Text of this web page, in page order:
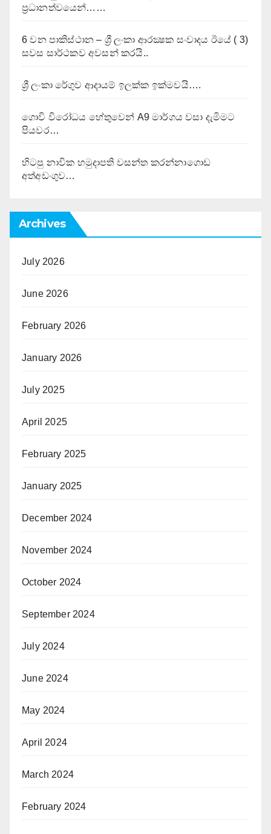
ප්‍රධානත්වයෙන්……
6 වන පාකිස්ථාන – ශ්‍රී ලංකා ආරක්‍ෂක සංවාදය ඊයේ ( 3)
සවස සාර්ථකව අවසන් කරයි..
ශ්‍රී ලංකා රේගුව ආදායම් ඉලක්ක ඉක්මවයි….
ගොවි විරෝධය හේතුවෙන් A9 මාර්ගය වසා දැමිමට
පියවර…
හිටපු නාවික හමුදාපති වසන්ත කරන්නාගොඩ
අත්අඩංගුව…
Archives
July 2026
June 2026
February 2026
January 2026
July 2025
April 2025
February 2025
January 2025
December 2024
November 2024
October 2024
September 2024
July 2024
June 2024
May 2024
April 2024
March 2024
February 2024